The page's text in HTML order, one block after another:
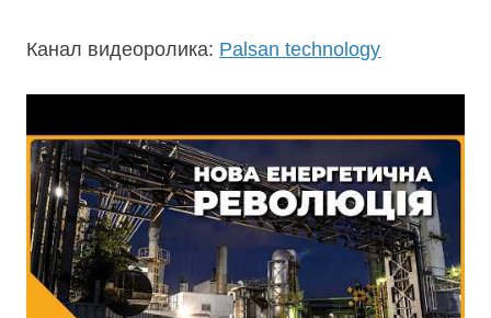
Канал видеоролика: Palsan technology